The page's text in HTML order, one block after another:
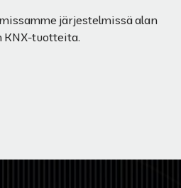
järjestelmissä alan
KNX-tuotteita.